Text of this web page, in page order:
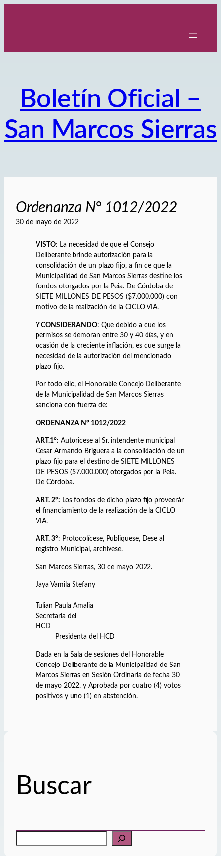
Boletín Oficial –
San Marcos Sierras
Ordenanza N° 1012/2022
30 de mayo de 2022
VISTO: La necesidad de que el Consejo
Deliberante brinde autorización para la
consolidación de un plazo fijo, a fin de que la
Municipalidad de San Marcos Sierras destine los
fondos otorgados por la Peia. De Córdoba de
SIETE MILLONES DE PESOS ($7.000.000) con
motivo de la realización de la CICLO VIA.
Y CONSIDERANDO: Que debido a que los
permisos se demoran entre 30 y 40 días, y en
ocasión de la creciente inflación, es que surge la
necesidad de la autorización del mencionado
plazo fijo.
Por todo ello, el Honorable Concejo Deliberante
de la Municipalidad de San Marcos Sierras
sanciona con fuerza de:
ORDENANZA N° 1012/2022
ART.1°: Autoricese al Sr. intendente municipal
Cesar Armando Briguera a la consolidación de un
plazo fijo para el destino de SIETE MILLONES
DE PESOS ($7.000.000) otorgados por la Peia.
De Córdoba.
ART. 2º: Los fondos de dicho plazo fijo proveerán
el financiamiento de la realización de la CICLO
VIA.
ART. 3º: Protocolícese, Publiquese, Dese al
registro Municipal, archivese.
San Marcos Sierras, 30 de mayo 2022.
Jaya Vamila Stefany
Tulian Paula Amalia
Secretaria del
HCD
Presidenta del HCD
Dada en la Sala de sesiones del Honorable
Concejo Deliberante de la Municipalidad de San
Marcos Sierras en Sesión Ordinaria de fecha 30
de mayo 2022. y Aprobada por cuatro (4) votos
positivos y uno (1) en abstención.
Buscar
u